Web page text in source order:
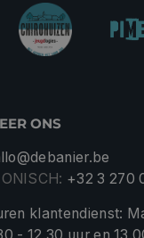
ONS
+32 3 270
klantendienst: